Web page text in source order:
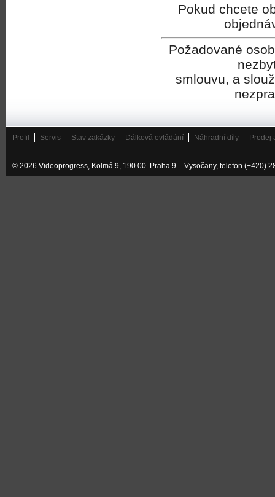
Pokud chcete
Požadované
smlouvu, a
Profil Servis Stav zakázky Dálková ovládání Náhradní díly Prodej
© 2026 Videoprogress, Kolmá 9, 190 00 Praha 9 – Vysočany, telefon (+420)